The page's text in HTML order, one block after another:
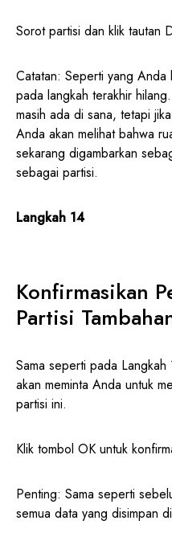
Sorot partisi dan klik tautan
Catatan: Seperti yang Anda
pada langkah terakhir
masih ada di sana, tetapi
Anda akan melihat bahwa
sekarang digambarkan
sebagai partisi.
Langkah 14
Konfirmasikan
Partisi
Sama seperti pada
akan meminta Anda untuk
partisi ini.
Klik tombol OK untuk
Penting: Sama seperti
semua data yang disimpan